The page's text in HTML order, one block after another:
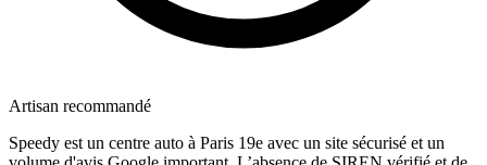
Artisan recommandé
Speedy est un centre auto à Paris 19e avec un site sécurisé et un